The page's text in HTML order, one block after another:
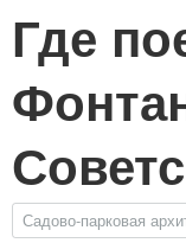
Где
Садово-парковая